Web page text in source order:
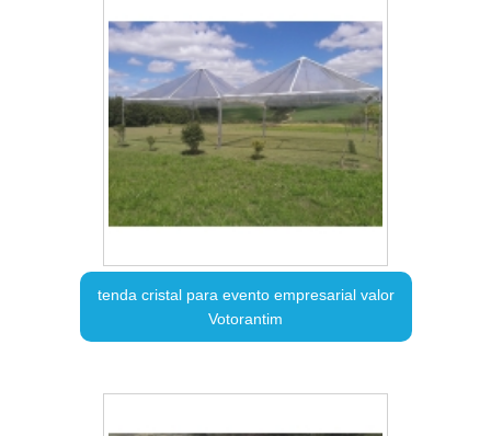
tenda cristal para evento empresarial valor
Votorantim